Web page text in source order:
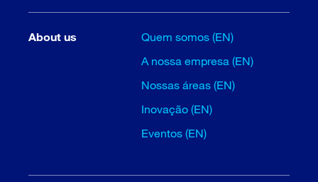
About us
Quem somos (EN)
A nossa empresa (EN)
Nossas áreas (EN)
Inovação (EN)
Eventos (EN)